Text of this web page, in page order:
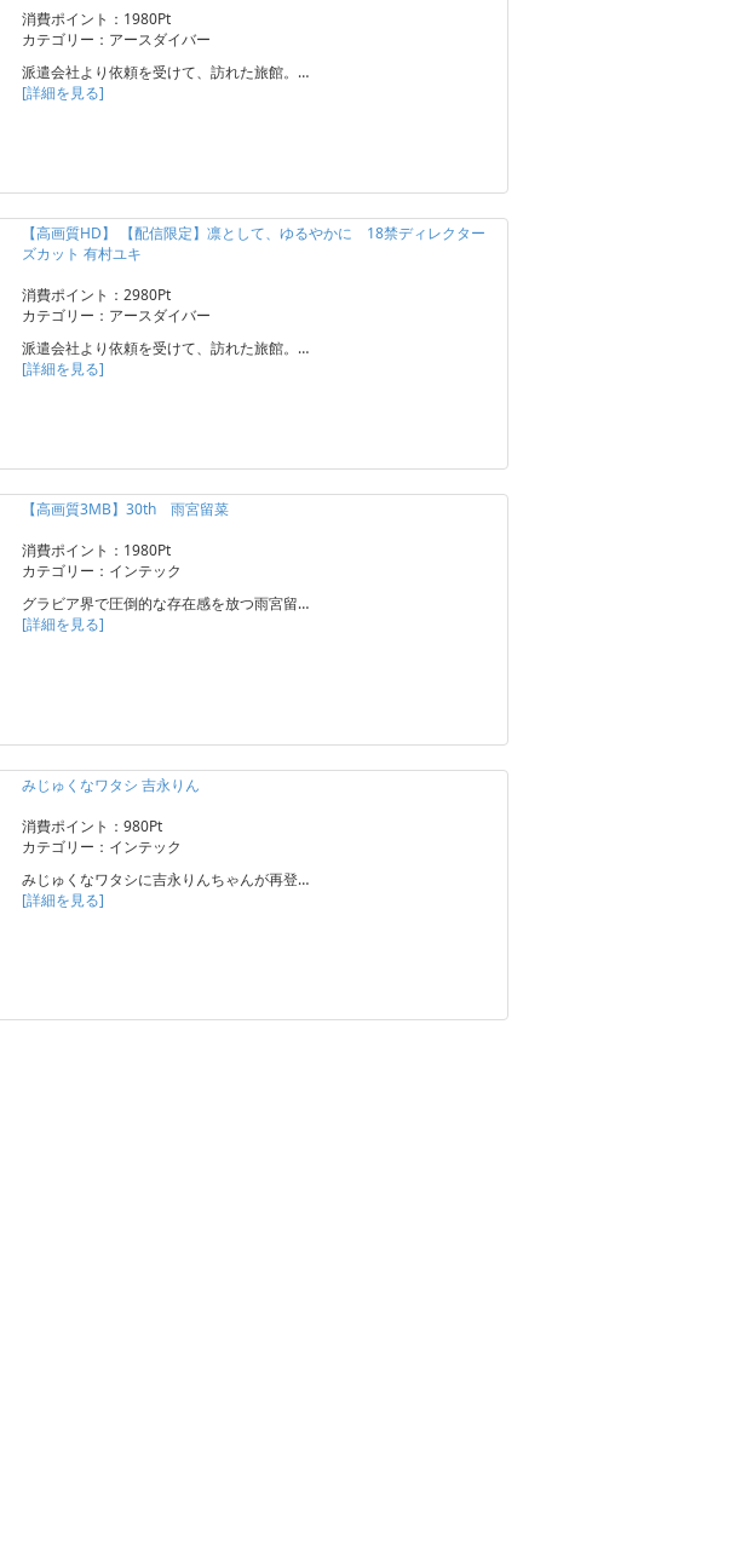
消費ポイント：1980Pt
カテゴリー：アースダイバー
派遣会社より依頼を受けて、訪れた旅館。…
[詳細を見る]
【高画質HD】 【配信限定】凛として、ゆるやかに 18禁ディレクター
ズカット 有村ユキ
消費ポイント：2980Pt
カテゴリー：アースダイバー
派遣会社より依頼を受けて、訪れた旅館。…
[詳細を見る]
【高画質3MB】30th 雨宮留菜
消費ポイント：1980Pt
カテゴリー：インテック
グラビア界で圧倒的な存在感を放つ雨宮留…
[詳細を見る]
みじゅくなワタシ 吉永りん
消費ポイント：980Pt
カテゴリー：インテック
みじゅくなワタシに吉永りんちゃんが再登…
[詳細を見る]